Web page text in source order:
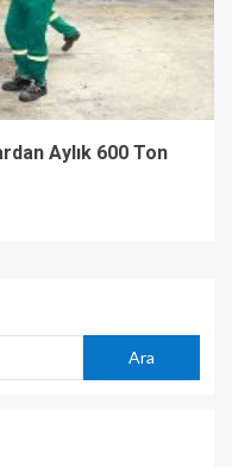
Aylık 600 Ton
Ara